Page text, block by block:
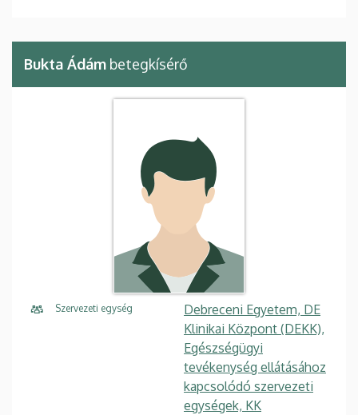
Bukta Ádám betegkísérő
Szervezeti egység
Debreceni Egyetem, DE
Klinikai Központ (DEKK),
Egészségügyi
tevékenység ellátásához
kapcsolódó szervezeti
egységek, KK